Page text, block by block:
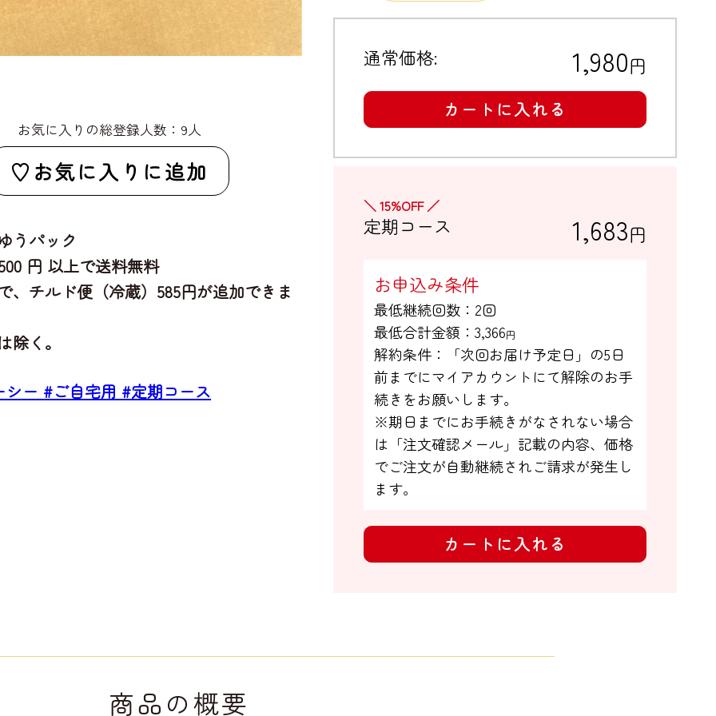
お気に入りの総登録人数：9人
お気に入りに追加
うパック
円 以上で送料無料
、チルド便（冷蔵）585円が追加できま
く。
シー #ご自宅用 #定期コース
通常価格: 1,980円
カートに入れる
＼ 15%OFF ／
定期コース 1,683円
お申込み条件
最低継続回数：2回
最低合計金額：3,366円
解約条件：「次回お届け予定日」の5日
前までにマイアカウントにて解除のお手
続きをお願いします。
※期日までにお手続きがなされない場合
は「注文確認メール」記載の内容、価格
でご注文が自動継続されご請求が発生し
ます。
カートに入れる
商品の概要